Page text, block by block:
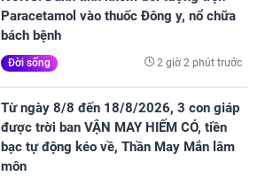
Paracetamol vào thuốc Đông y, nổ chữa
bách bệnh
Đời sống 2 giờ 2 phút trước
Từ ngày 8/8 đến 18/8/2026, 3 con giáp
được trời ban VẬN MAY HIẾM CÓ, tiền
bạc tự động kéo về, Thần May Mắn lâm
môn